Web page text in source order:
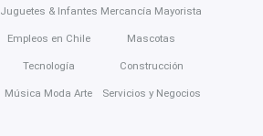
Juguetes & Infantes
Empleos en Chile
Tecnología
Música Moda Arte
Mercancía Mayorista
Mascotas
Construcción
Servicios y Negocios